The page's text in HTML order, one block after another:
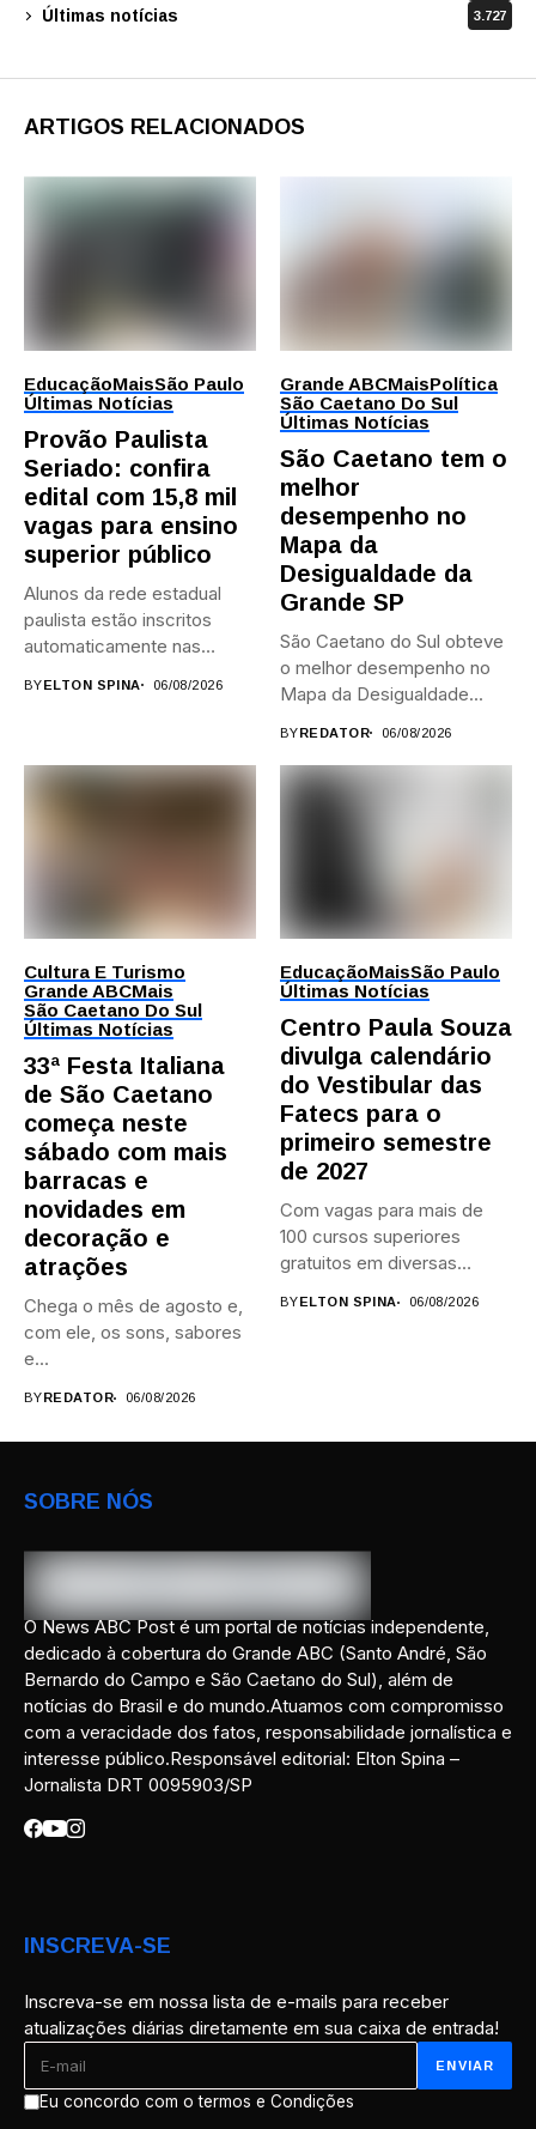
Últimas notícias 3.727
ARTIGOS RELACIONADOS
EducaçãoMaisSão Paulo
Últimas Notícias
Provão Paulista
Seriado: confira
edital com 15,8 mil
vagas para ensino
superior público
Alunos da rede estadual
paulista estão inscritos
automaticamente nas
BYELTON SPINA 06/08/2026
Grande ABCMaisPolítica
São Caetano Do Sul
Últimas Notícias
São Caetano tem o
melhor
desempenho no
Mapa da
Desigualdade da
Grande SP
São Caetano do Sul obteve
o melhor desempenho no
Mapa da Desigualdade...
BYREDATOR 06/08/2026
Cultura E Turismo
Grande ABCMais
São Caetano Do Sul
Últimas Notícias
33ª Festa Italiana
de São Caetano
começa neste
sábado com mais
barracas e
novidades em
decoração e
atrações
Chega o mês de agosto e,
com ele, os sons, sabores
e...
BY REDATOR 06/08/2026
EducaçãoMaisSão Paulo
Últimas Notícias
Centro Paula Souza
divulga calendário
do Vestibular das
Fatecs para o
primeiro semestre
de 2027
Com vagas para mais de
100 cursos superiores
gratuitos em diversas
BY ELTON SPINA 06/08/2026
SOBRE NÓS
O News ABC Post é um portal de notícias independente,
dedicado à cobertura do Grande ABC (Santo André, São
Bernardo do Campo e São Caetano do Sul), além de
notícias do Brasil e do mundo.Atuamos com compromisso
com a veracidade dos fatos, responsabilidade jornalística e
interesse público.Responsável editorial: Elton Spina –
Jornalista DRT 0095903/SP
INSCREVA-SE
Inscreva-se em nossa lista de e-mails para receber
atualizações diárias diretamente em sua caixa de entrada!
Eu concordo com o termos e Condições